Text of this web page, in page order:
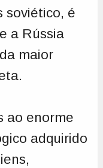
soviético, é
a Rússia
maior
ao enorme
adquirido